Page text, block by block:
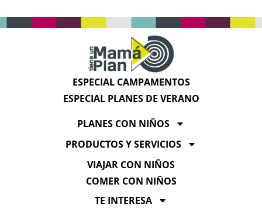
ESPECIAL CAMPAMENTOS
ESPECIAL PLANES DE VERANO
PLANES CON NIÑOS
PRODUCTOS Y SERVICIOS
VIAJAR CON NIÑOS
COMER CON NIÑOS
TE INTERESA